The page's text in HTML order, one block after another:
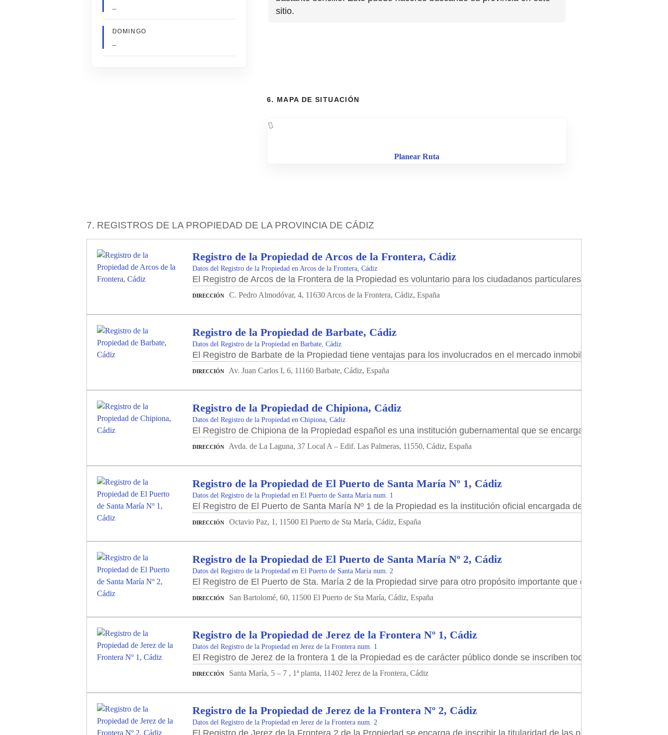
–
DOMINGO
–
sitio.
6. MAPA DE SITUACIÓN
Planear Ruta
7. REGISTROS DE LA PROPIEDAD DE LA PROVINCIA DE CÁDIZ
Registro de la Propiedad de Arcos de la Frontera, Cádiz
Datos del Registro de la Propiedad en Arcos de la Frontera, Cádiz
El Registro de Arcos de la Frontera de la Propiedad es voluntario para los ciudadanos particulares inscribir su
DIRECCIÓN C. Pedro Almodóvar, 4, 11630 Arcos de la Frontera, Cádiz, España
Registro de la Propiedad de Barbate, Cádiz
Datos del Registro de la Propiedad en Barbate, Cádiz
El Registro de Barbate de la Propiedad tiene ventajas para los involucrados en el mercado inmobiliario. Un
DIRECCIÓN Av. Juan Carlos I, 6, 11160 Barbate, Cádiz, España
Registro de la Propiedad de Chipiona, Cádiz
Datos del Registro de la Propiedad en Chipiona, Cádiz
El Registro de Chipiona de la Propiedad español es una institución gubernamental que se encarga de inscribir la
DIRECCIÓN Avda. de La Laguna, 37 Local A – Edif. Las Palmeras, 11550, Cádiz, España
Registro de la Propiedad de El Puerto de Santa María Nº 1, Cádiz
Datos del Registro de la Propiedad en El Puerto de Santa María num. 1
El Registro de El Puerto de Santa María Nº 1 de la Propiedad es la institución oficial encargada de inscribir y
DIRECCIÓN Octavio Paz, 1, 11500 El Puerto de Sta María, Cádiz, España
Registro de la Propiedad de El Puerto de Santa María Nº 2, Cádiz
Datos del Registro de la Propiedad en El Puerto de Santa María num. 2
El Registro de El Puerto de Sta. María 2 de la Propiedad sirve para otro propósito importante que es proporcionar
DIRECCIÓN San Bartolomé, 60, 11500 El Puerto de Sta María, Cádiz, España
Registro de la Propiedad de Jerez de la Frontera Nº 1, Cádiz
Datos del Registro de la Propiedad en Jerez de la Frontera num. 1
El Registro de Jerez de la frontera 1 de la Propiedad es de carácter público donde se inscriben todas las
DIRECCIÓN Santa María, 5 – 7 , 1ª planta, 11402 Jerez de la Frontera, Cádiz
Registro de la Propiedad de Jerez de la Frontera Nº 2, Cádiz
Datos del Registro de la Propiedad en Jerez de la Frontera num. 2